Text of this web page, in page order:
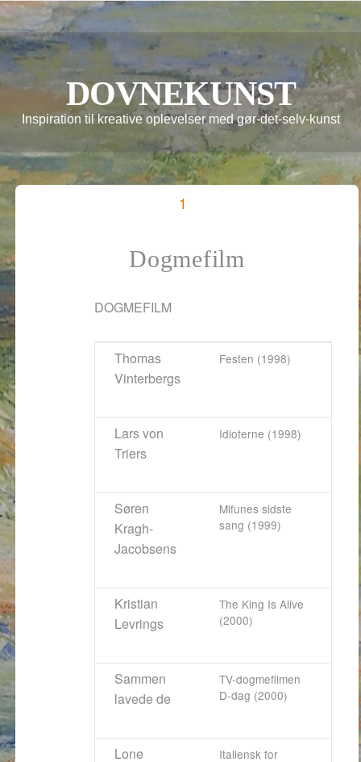
DOVNEKUNST
Inspiration til kreative oplevelser med gør-det-selv-kunst
1
Dogmefilm
DOGMEFILM
Thomas
Vinterbergs
Festen (1998)
Lars von
Triers
Idioterne (1998)
Søren
Kragh-
Jacobsens
Mifunes sidste
sang (1999)
Kristian
Levrings
The King Is Alive
(2000)
Sammen
lavede de
TV-dogmefilmen
D-dag (2000)
Lone
Italiensk for